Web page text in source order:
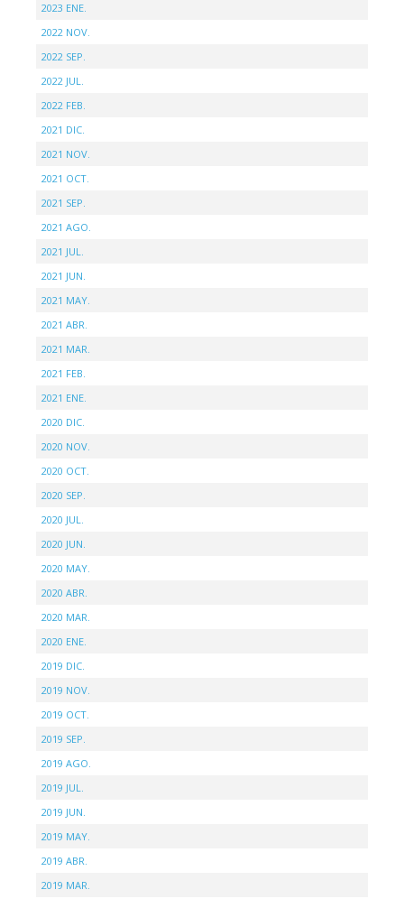
2023 ENE.
2022 NOV.
2022 SEP.
2022 JUL.
2022 FEB.
2021 DIC.
2021 NOV.
2021 OCT.
2021 SEP.
2021 AGO.
2021 JUL.
2021 JUN.
2021 MAY.
2021 ABR.
2021 MAR.
2021 FEB.
2021 ENE.
2020 DIC.
2020 NOV.
2020 OCT.
2020 SEP.
2020 JUL.
2020 JUN.
2020 MAY.
2020 ABR.
2020 MAR.
2020 ENE.
2019 DIC.
2019 NOV.
2019 OCT.
2019 SEP.
2019 AGO.
2019 JUL.
2019 JUN.
2019 MAY.
2019 ABR.
2019 MAR.